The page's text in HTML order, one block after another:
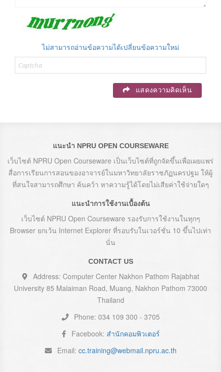
ไม่สามารถอ่านข้อความได้เปลี่ยนข้อความใหม่
แสดงความคิดเห็น
แนะนำ NPRU OPEN COURSEWARE
เว็บไซต์ NPRU Open Courseware เป็นเว็บไซต์ที่ถูกจัดขึ้นเพื่อเผยแพร่
สื่อการเรียนการสอนของอาจารย์ในมหาวิทยาลัยราชภัฏนครปฐม ให้ผู้
ที่สนใจสามารถศึกษา ค้นคว้า หาความรู้ได้โดยไม่เสียค่าใช้จ่ายใดๆ
แนะนำการใช้งานเบื้องต้น
เว็บไซต์ NPRU Open Courseware รองรับการใช้งานในทุกๆ
Browser ยกเว้น Internet Explorer ที่รอบรับในเวอร์ชั่น 10 ขึ้นไปเท่า
นั่น
CONTACT US
Address: Computer Center Nakhon Pathom Rajabhat
University 85 Malaiman Road, Muang, Nakhon Pathom 73000
Thailand
Phone: 034 109 300 - 3705
Facebook: สำนักคอมพิวเตอร์
Email: cc.training@webmail.npru.ac.th